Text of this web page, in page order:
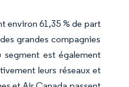
environ 61,35 % de part
grandes compagnies
est également
leurs réseaux et